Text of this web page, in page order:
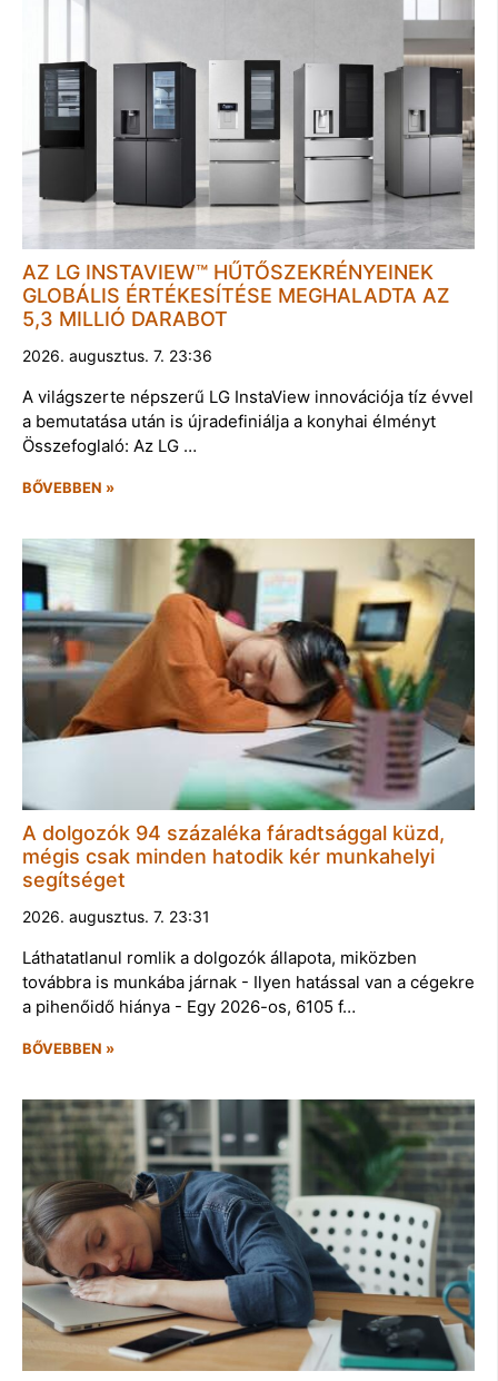
AZ LG INSTAVIEW™ HŰTŐSZEKRÉNYEINEK
GLOBÁLIS ÉRTÉKESÍTÉSE MEGHALADTA AZ
5,3 MILLIÓ DARABOT
2026. augusztus. 7. 23:36
A világszerte népszerű LG InstaView innovációja tíz évvel
a bemutatása után is újradefiniálja a konyhai élményt
Összefoglaló: Az LG …
BŐVEBBEN »
A dolgozók 94 százaléka fáradtsággal küzd,
mégis csak minden hatodik kér munkahelyi
segítséget
2026. augusztus. 7. 23:31
Láthatatlanul romlik a dolgozók állapota, miközben
továbbra is munkába járnak - Ilyen hatással van a cégekre
a pihenőidő hiánya - Egy 2026-os, 6105 f…
BŐVEBBEN »